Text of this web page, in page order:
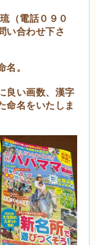
（電話０９０
い合わせ下さ
名。
良い画数、漢字
命名をいたしま